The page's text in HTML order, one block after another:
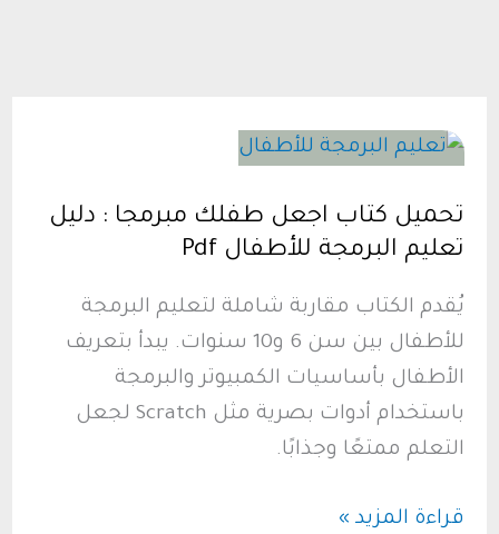
تحميل كتاب اجعل طفلك مبرمجا : دليل
تعليم البرمجة للأطفال Pdf
يُقدم الكتاب مقاربة شاملة لتعليم البرمجة
للأطفال بين سن 6 و10 سنوات. يبدأ بتعريف
الأطفال بأساسيات الكمبيوتر والبرمجة
باستخدام أدوات بصرية مثل Scratch لجعل
التعلم ممتعًا وجذابًا.
تحميل
قراءة المزيد »